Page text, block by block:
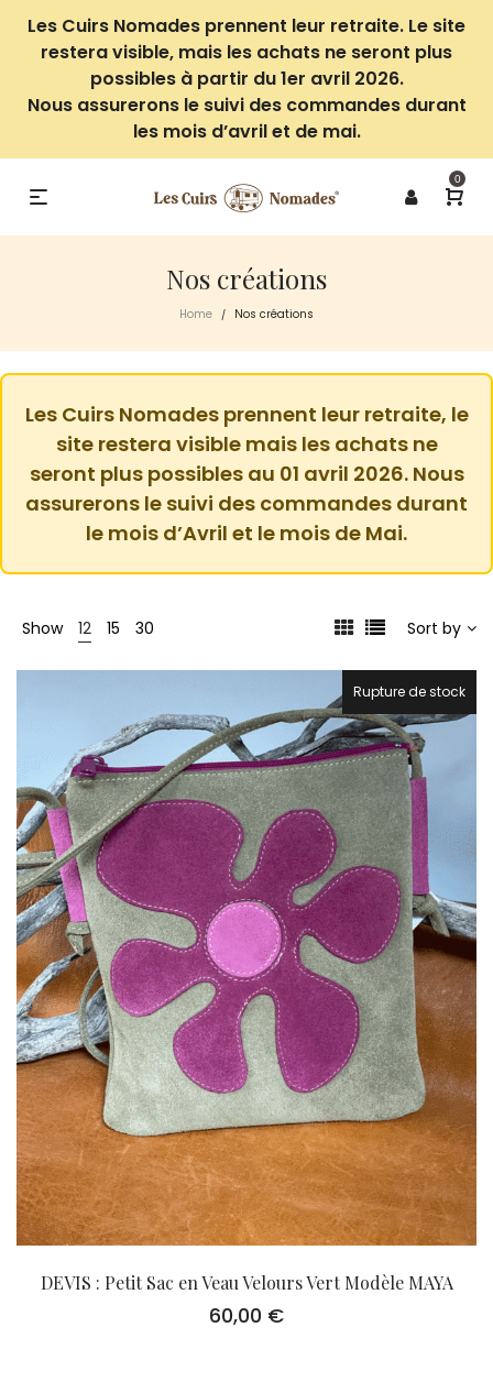
Les Cuirs Nomades prennent leur retraite. Le site
restera visible, mais les achats ne seront plus
possibles à partir du 1er avril 2026.
Nous assurerons le suivi des commandes durant
les mois d’avril et de mai.
0
Nos créations
Home / Nos créations
Les Cuirs Nomades prennent leur retraite, le
site restera visible mais les achats ne
seront plus possibles au 01 avril 2026. Nous
assurerons le suivi des commandes durant
le mois d’Avril et le mois de Mai.
Show 12 15 30 Sort by
Rupture de stock
DEVIS : Petit Sac en Veau Velours Vert Modèle MAYA
60,00 €